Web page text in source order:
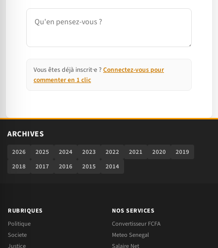
Commentaire
Vous êtes déjà inscrit·e ? Connectez-vous pour
commenter en 1 clic
ARCHIVES
2026 2025 2024 2023 2022 2021 2020
2019
2018
2017 2016 2015 2014
RUBRIQUES
Politique
Societe
NOS SERVICES
Convertisseur FCFA
Meteo Senegal